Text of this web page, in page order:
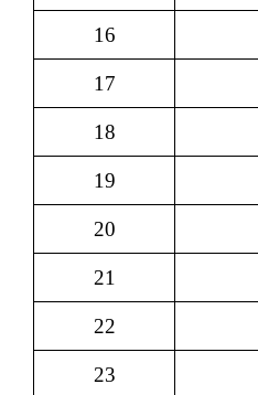
16
17
18
19
20
21
22
23